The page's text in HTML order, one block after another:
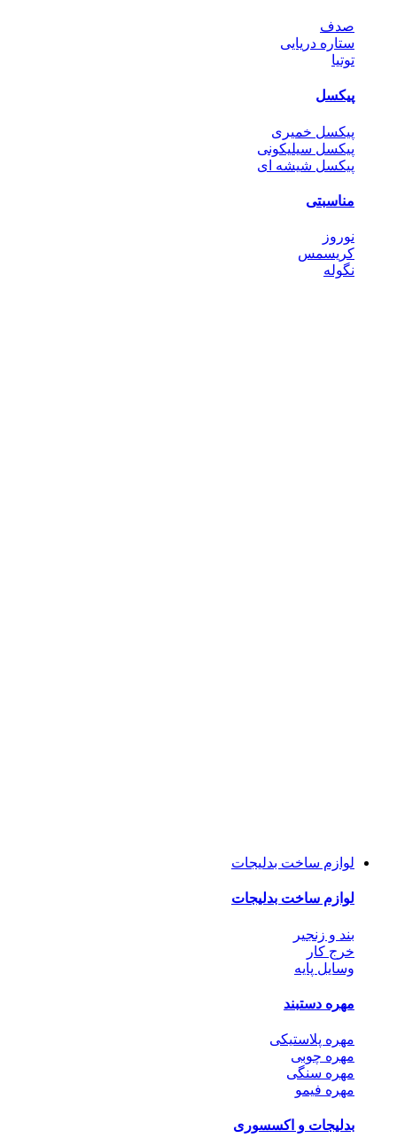
صدف
ستاره دریایی
توتیا
پیکسل
پیکسل خمیری
پیکسل سیلیکونی
پیکسل شیشه ای
مناسبتی
نوروز
کریسمس
نگوله
لوازم ساخت بدلیجات
لوازم ساخت بدلیجات
بند و زنجیر
خرج کار
وسایل پایه
مهره دستبند
مهره پلاستیکی
مهره چوبی
مهره سنگی
مهره فیمو
بدلیجات و اکسسوری